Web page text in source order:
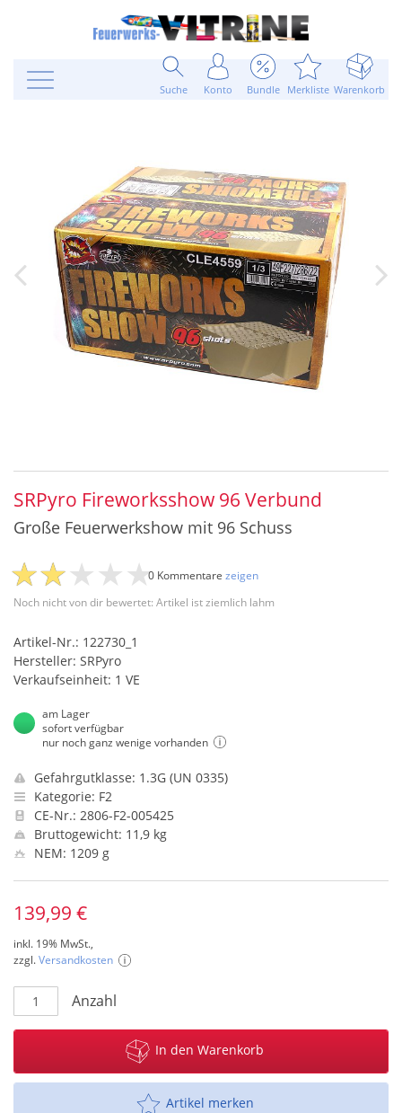
Suche Konto Bundle Merkliste Warenkorb
SRPyro Fireworksshow 96 Verbund
Große Feuerwerkshow mit 96 Schuss
Noch nicht von dir bewertet: Artikel ist ziemlich lahm
0 Kommentare zeigen
Artikel-Nr.: 122730_1
Hersteller: SRPyro
Verkaufseinheit: 1 VE
am Lager
sofort verfügbar
nur noch ganz wenige vorhanden
Gefahrgutklasse: 1.3G (UN 0335)
Kategorie: F2
CE-Nr.: 2806-F2-005425
Bruttogewicht: 11,9 kg
NEM: 1209 g
139,99 €
inkl. 19% MwSt.,
zzgl.Versandkosten
Anzahl
In den Warenkorb
Artikel merken